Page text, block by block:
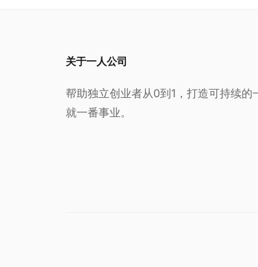
关于一人公司
帮助独立创业者从0到1，打造可持续
就一番事业。